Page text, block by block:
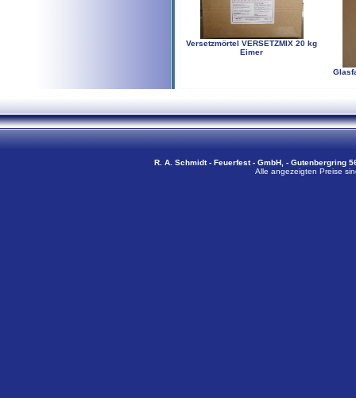
Versetzmörtel VERSETZMIX 20 kg
Eimer
R. A. Schmidt - Feuerfest - GmbH, - Gutenbergring
Alle angezeigten Preise